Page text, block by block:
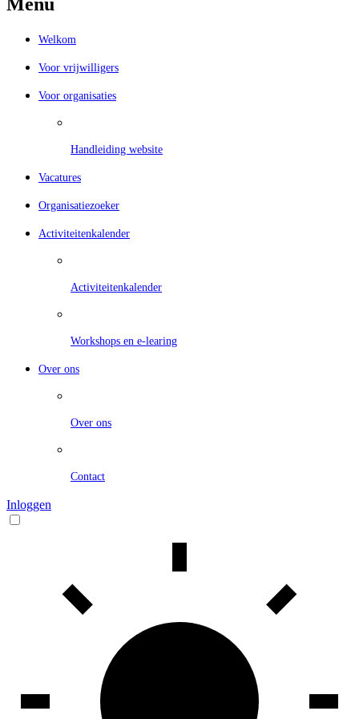
Menu
Welkom
Voor vrijwilligers
Voor organisaties
Handleiding website
Vacatures
Organisatiezoeker
Activiteitenkalender
Activiteitenkalender
Workshops en e-learing
Over ons
Over ons
Contact
Inloggen